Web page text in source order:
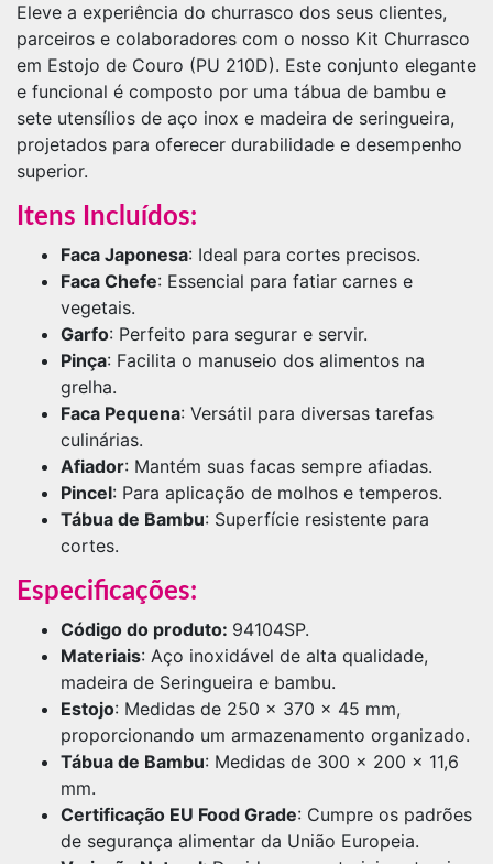
Eleve a experiência do churrasco dos seus clientes,
parceiros e colaboradores com o nosso Kit Churrasco
em Estojo de Couro (PU 210D). Este conjunto elegante
e funcional é composto por uma tábua de bambu e
sete utensílios de aço inox e madeira de seringueira,
projetados para oferecer durabilidade e desempenho
superior.
Itens Incluídos:
Faca Japonesa: Ideal para cortes precisos.
Faca Chefe: Essencial para fatiar carnes e
vegetais.
Garfo: Perfeito para segurar e servir.
Pinça: Facilita o manuseio dos alimentos na
grelha.
Faca Pequena: Versátil para diversas tarefas
culinárias.
Afiador: Mantém suas facas sempre afiadas.
Pincel: Para aplicação de molhos e temperos.
Tábua de Bambu: Superfície resistente para
cortes.
Especificações:
Código do produto: 94104SP.
Materiais: Aço inoxidável de alta qualidade,
madeira de Seringueira e bambu.
Estojo: Medidas de 250 x 370 x 45 mm,
proporcionando um armazenamento organizado.
Tábua de Bambu: Medidas de 300 x 200 x 11,6
mm.
Certificação EU Food Grade: Cumpre os padrões
de segurança alimentar da União Europeia.